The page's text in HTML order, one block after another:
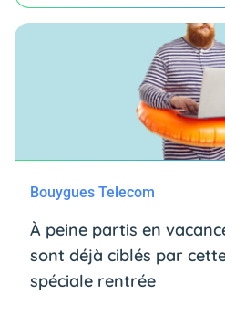
Bouygues Telecom
À peine partis en
sont déjà ciblés par
spéciale rentrée